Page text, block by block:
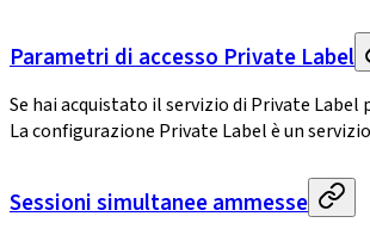
Parametri di accesso Private Label
Se hai acquistato il servizio di Private Label
La configurazione Private Label è un
Sessioni simultanee ammesse